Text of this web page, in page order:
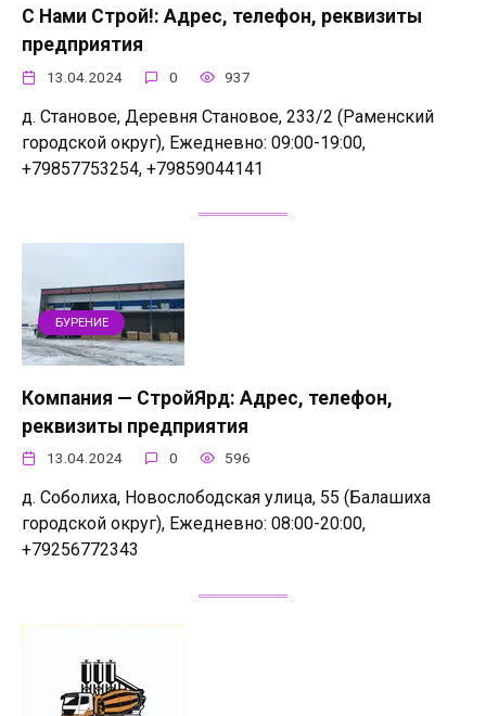
С Нами Строй!: Адрес, телефон, реквизиты
предприятия
13.04.2024 0 937
д. Становое, Деревня Становое, 233/2 (Раменский
городской округ), Ежедневно: 09:00-19:00,
+79857753254, +79859044141
БУРЕНИЕ
Компания — СтройЯрд: Адрес, телефон,
реквизиты предприятия
13.04.2024 0 596
д. Соболиха, Новослободская улица, 55 (Балашиха
городской округ), Ежедневно: 08:00-20:00,
+79256772343